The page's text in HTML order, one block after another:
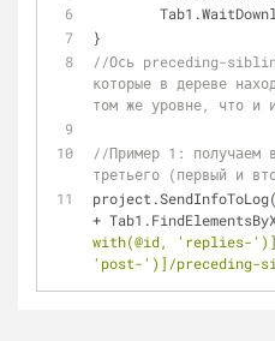
}
//Ось preceding-
которые в дереве
том же уровне, что и
//Пример 1: получаем
третьего (первый и
project.SendInfoToLog(
+
with(@id, 'replies-
'post-')]/preceding-